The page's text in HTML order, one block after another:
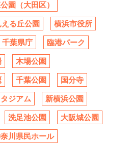
園（大田区）
る丘公園 横浜市役所
千葉県庁 臨港パーク
木場公園
千葉公園 国分寺
ジアム 新横浜公園
洗足池公園 大阪城公園
川県民ホール